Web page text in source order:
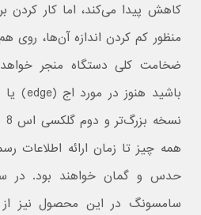
کاهش پیدا می‌کند، اما کار
منظور کم کردن اندازه آن‌ها، روی
ضخامت کلی دستگاه منجر
همه چیز تا زمان ارائه اطلاعات
حدس و گمان خواهند بود. در